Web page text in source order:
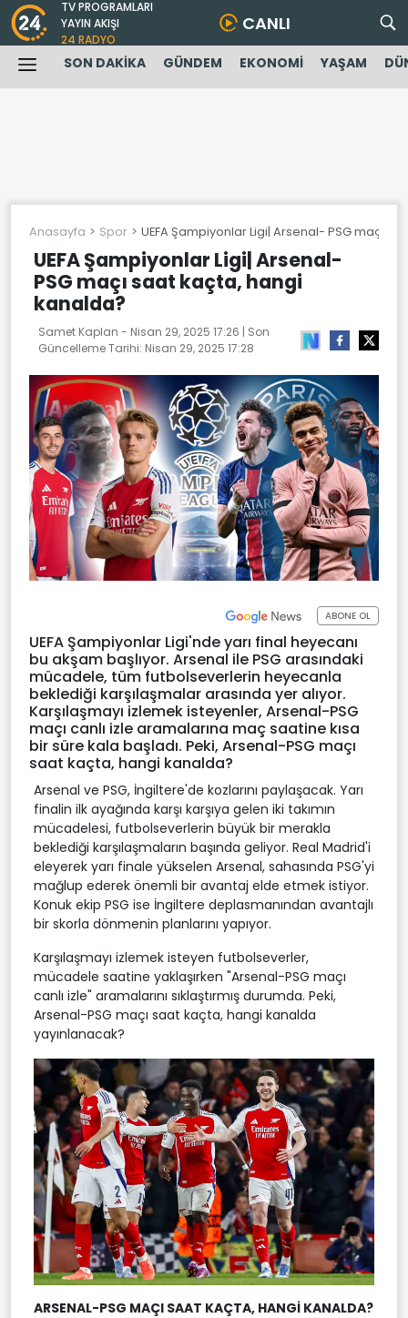
TV PROGRAMLARI
YAYIN AKIŞI
24 RADYO
CANLI
SON DAKİKA GÜNDEM EKONOMİ YAŞAM
Anasayfa Spor UEFA Şampiyonlar Ligi| Arsenal- PSG maçı
UEFA Şampiyonlar Ligi| Arsenal-
PSG maçı saat kaçta, hangi
kanalda?
Samet Kaplan - Nisan 29, 2025 17:26 | Son
Güncelleme Tarihi: Nisan 29, 2025 17:28
ABONE OL
UEFA Şampiyonlar Ligi'nde yarı final heyecanı
bu akşam başlıyor. Arsenal ile PSG arasındaki
mücadele, tüm futbolseverlerin heyecanla
beklediği karşılaşmalar arasında yer alıyor.
Karşılaşmayı izlemek isteyenler, Arsenal-PSG
maçı canlı izle aramalarına maç saatine kısa
bir süre kala başladı. Peki, Arsenal-PSG maçı
saat kaçta, hangi kanalda?
Arsenal ve PSG, İngiltere'de kozlarını paylaşacak. Yarı
finalin ilk ayağında karşı karşıya gelen iki takımın
mücadelesi, futbolseverlerin büyük bir merakla
beklediği karşılaşmaların başında geliyor. Real Madrid'i
eleyerek yarı finale yükselen Arsenal, sahasında PSG'yi
mağlup ederek önemli bir avantaj elde etmek istiyor.
Konuk ekip PSG ise İngiltere deplasmanından avantajlı
bir skorla dönmenin planlarını yapıyor.
Karşılaşmayı izlemek isteyen futbolseverler,
mücadele saatine yaklaşırken "Arsenal-PSG maçı
canlı izle" aramalarını sıklaştırmış durumda. Peki,
Arsenal-PSG maçı saat kaçta, hangi kanalda
yayınlanacak?
ARSENAL-PSG MAÇI SAAT KAÇTA, HANGİ KANALDA?